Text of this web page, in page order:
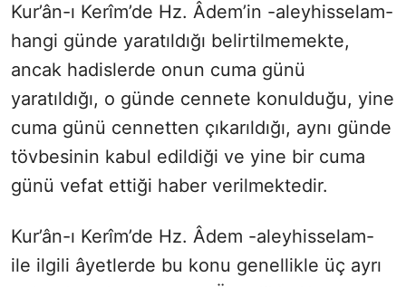
Kur’ân-ı Kerîm’de Hz. Âdem’in -aleyhisselam-
hangi günde yaratıldığı belirtilmemekte,
ancak hadislerde onun cuma günü
yaratıldığı, o günde cennete konulduğu, yine
cuma günü cennetten çıkarıldığı, aynı günde
tövbesinin kabul edildiği ve yine bir cuma
günü vefat ettiği haber verilmektedir.
Kur’ân-ı Kerîm’de Hz. Âdem -aleyhisselam-
ile ilgili âyetlerde bu konu genellikle üç ayrı